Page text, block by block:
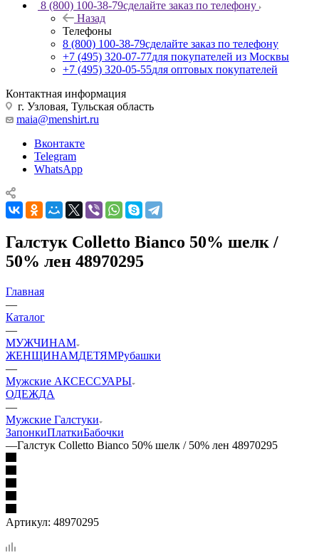
8 (800) 100-38-79сделайте заказ по телефону
Назад
Телефоны
8 (800) 100-38-79сделайте заказ по телефону
+7 (495) 320-07-77для покупателей из Москвы
+7 (495) 320-05-55для оптовых покупателей
Контактная информация
г. Узловая, Тульская область
maia@menshirt.ru
Вконтакте
Telegram
WhatsApp
Галстук Colletto Bianсo 50% шелк /
50% лен 48970295
Главная
—
Каталог
—
МУЖЧИНАМ
ЖЕНЩИНАМДЕТЯМРубашки
—
Мужские АКСЕССУАРЫ
ОДЕЖДА
—
Мужские Галстуки
ЗапонкиПлаткиБабочки
—Галстук Colletto Bianсo 50% шелк / 50% лен 48970295
Артикул: 48970295